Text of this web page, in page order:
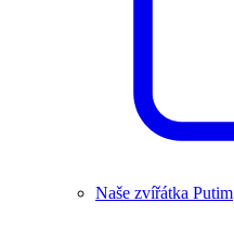
Naše zvířátka Putim